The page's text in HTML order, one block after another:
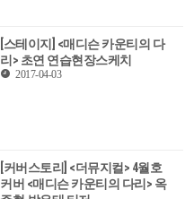
[스테이지] <매디슨 카운티의 다
리> 초연 연습현장스케치
2017-04-03
[커버스토리] <더뮤지컬> 4월호
커버 <매디슨 카운티의 다리> 옥